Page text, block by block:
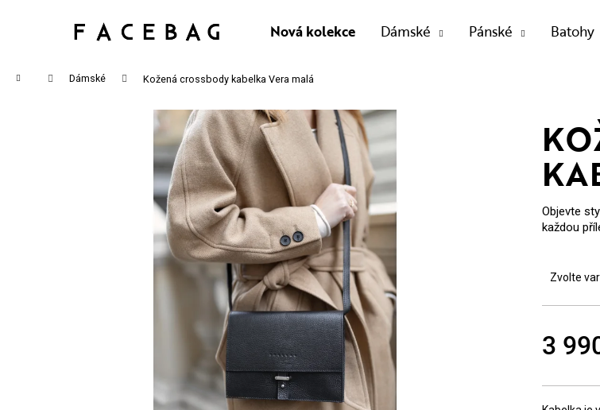
Nová kolekce Dámské Pánské Batohy
Domů Dámské Kožená crossbody kabelka Vera malá
Objevte
každou
Zvolte
3
Zpět
Zpět
CO POTŘEBUJETE
Doporučujeme